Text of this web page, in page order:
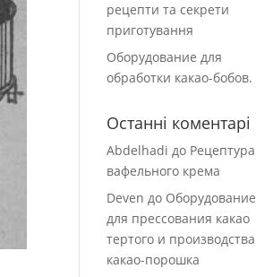
рецепти та секрети
приготування
Оборудование для
обработки какао-бобов.
Останні коментарі
Abdelhadi до Рецептура
вафельного крема
Deven до Оборудование
для прессования какао
тертого и производства
какао-порошка